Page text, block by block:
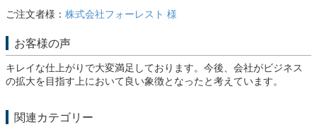
ご注文者様： 株式会社フォーレスト 様
お客様の声
キレイな仕上がりで大変満足しております。今後、会社がビジネス
の拡大を目指す上において良い象徴となったと考えています。
関連カテゴリー